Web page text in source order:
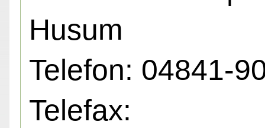
Husum
Telefon: 04841-
Telefax: